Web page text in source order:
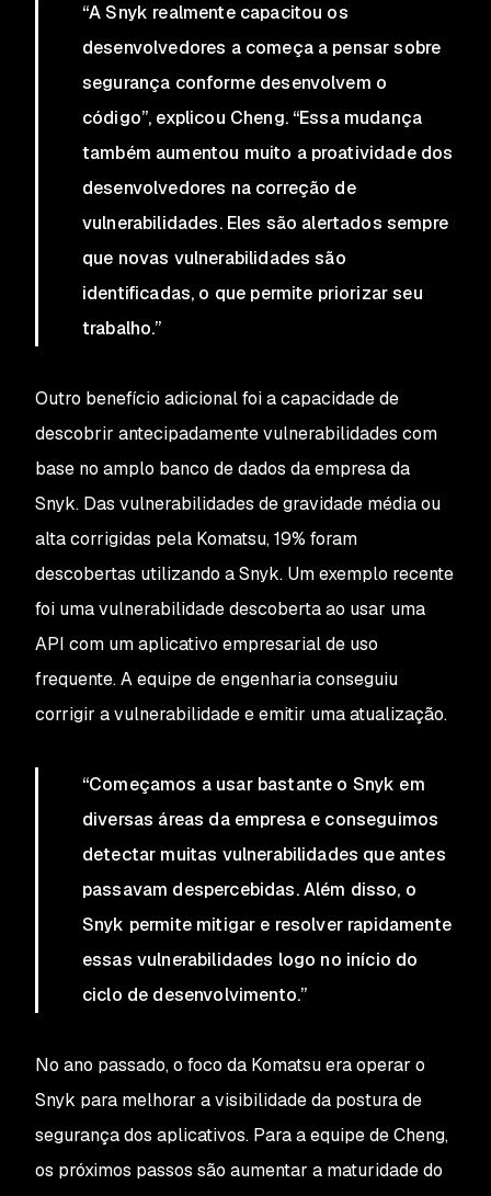
“A Snyk realmente capacitou os
desenvolvedores a começa a pensar sobre
segurança conforme desenvolvem o
código”, explicou Cheng. “Essa mudança
também aumentou muito a proatividade dos
desenvolvedores na correção de
vulnerabilidades. Eles são alertados sempre
que novas vulnerabilidades são
identificadas, o que permite priorizar seu
trabalho.”
Outro benefício adicional foi a capacidade de
descobrir antecipadamente vulnerabilidades com
base no amplo banco de dados da empresa da
Snyk. Das vulnerabilidades de gravidade média ou
alta corrigidas pela Komatsu, 19% foram
descobertas utilizando a Snyk. Um exemplo recente
foi uma vulnerabilidade descoberta ao usar uma
API com um aplicativo empresarial de uso
frequente. A equipe de engenharia conseguiu
corrigir a vulnerabilidade e emitir uma atualização.
“Começamos a usar bastante o Snyk em
diversas áreas da empresa e conseguimos
detectar muitas vulnerabilidades que antes
passavam despercebidas. Além disso, o
Snyk permite mitigar e resolver rapidamente
essas vulnerabilidades logo no início do
ciclo de desenvolvimento.”
No ano passado, o foco da Komatsu era operar o
Snyk para melhorar a visibilidade da postura de
segurança dos aplicativos. Para a equipe de Cheng,
os próximos passos são aumentar a maturidade do